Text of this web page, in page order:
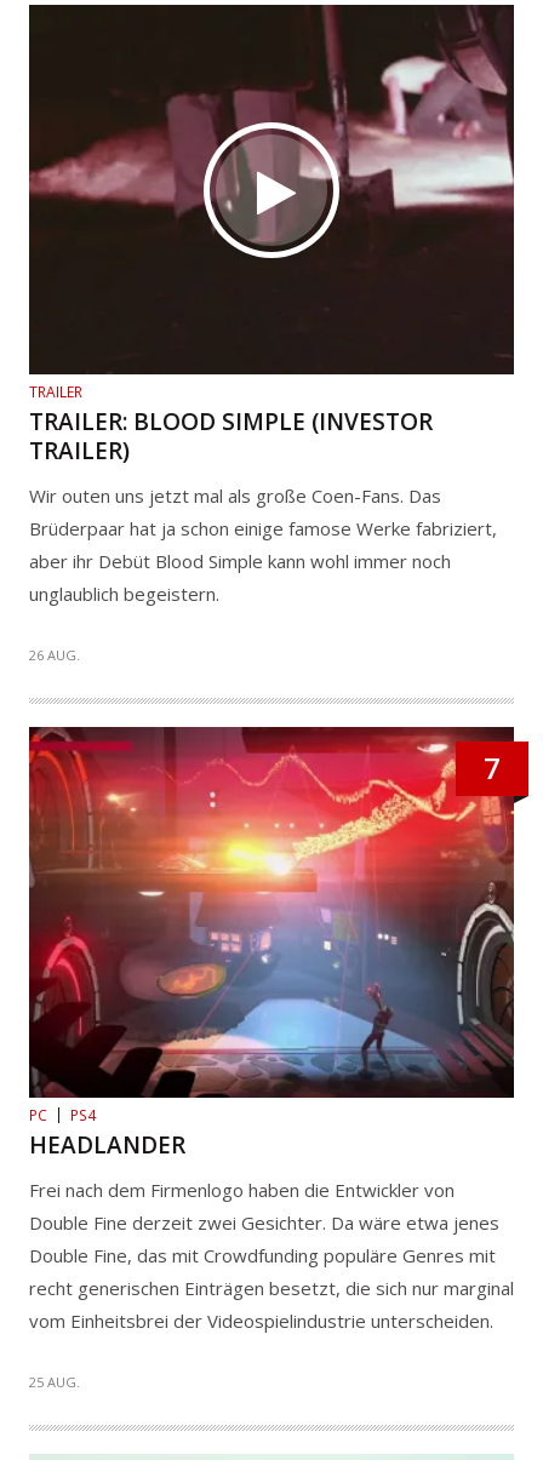
TRAILER
TRAILER: BLOOD SIMPLE (INVESTOR
TRAILER)
Wir outen uns jetzt mal als große Coen-Fans. Das
Brüderpaar hat ja schon einige famose Werke fabriziert,
aber ihr Debüt Blood Simple kann wohl immer noch
unglaublich begeistern.
26 AUG.
7
PC PS4
HEADLANDER
Frei nach dem Firmenlogo haben die Entwickler von
Double Fine derzeit zwei Gesichter. Da wäre etwa jenes
Double Fine, das mit Crowdfunding populäre Genres mit
recht generischen Einträgen besetzt, die sich nur marginal
vom Einheitsbrei der Videospielindustrie unterscheiden.
25 AUG.